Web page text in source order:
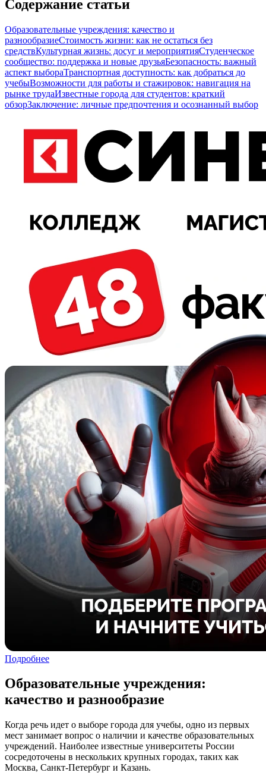
Содержание статьи
Образовательные учреждения: качество и
разнообразиеСтоимость жизни: как не остаться без
средствКультурная жизнь: досуг и мероприятияСтуденческое
сообщество: поддержка и новые друзьяБезопасность: важный
аспект выбораТранспортная доступность: как добраться до
учебыВозможности для работы и стажировок: навигация на
рынке трудаИзвестные города для студентов: краткий
обзорЗаключение: личные предпочтения и осознанный выбор
Подробнее
Образовательные учреждения:
качество и разнообразие
Когда речь идет о выборе города для учебы, одно из первых
мест занимает вопрос о наличии и качестве образовательных
учреждений. Наиболее известные университеты России
сосредоточены в нескольких крупных городах, таких как
Москва, Санкт-Петербург и Казань.